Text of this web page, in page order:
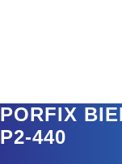
PORFIX
P2-440